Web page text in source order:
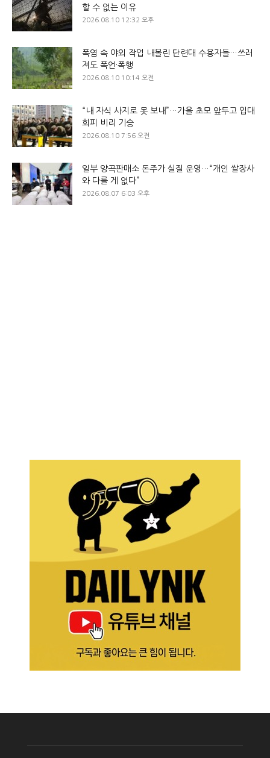
할 수 없는 이유
2026.08.10 12:32 오후
폭염 속 야외 작업 내몰린 단련대 수용자들…쓰러
져도 폭언·폭행
2026.08.10 10:14 오전
“내 자식 사지로 못 보내”…가을 초모 앞두고 입대
회피 비리 기승
2026.08.10 7:56 오전
일부 양곡판매소 돈주가 실질 운영…“개인 쌀장사
와 다를 게 없다”
2026.08.07 6:03 오후